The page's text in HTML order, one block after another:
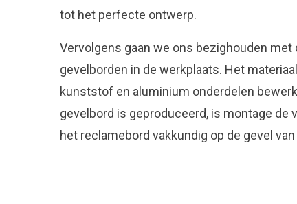
tot het perfecte ontwerp.
Vervolgens gaan we ons bezighouden
gevelborden in de werkplaats. Het
kunststof en aluminium onderdelen
gevelbord is geproduceerd, is montage de
het reclamebord vakkundig op de gevel